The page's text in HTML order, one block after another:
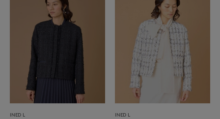
INED L
INED L